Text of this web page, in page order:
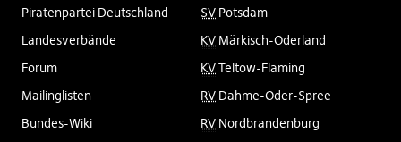
Piratenpartei Deutschland
Landesverbände
Forum
Mailinglisten
Bundes-Wiki
SV Potsdam
KV Märkisch-Oderland
KVTeltow-Fläming
RV Dahme-Oder-Spree
RV Nordbrandenburg